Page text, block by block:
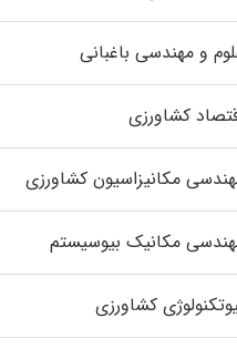
و مهندسی باغبانی
کشاورزی
مکانیزاسیون کشاورزی
مکانیک بیوسیستم
کشاورزی